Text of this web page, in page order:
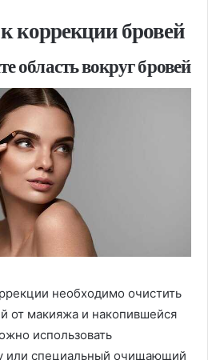
коррекции бровей
область вокруг бровей
необходимо очистить
от макияжа и накопившейся
использовать
или специальный очищающий